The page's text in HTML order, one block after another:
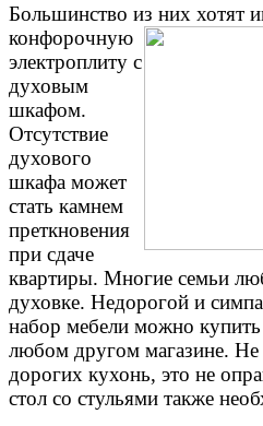
Большинство из них хотят
конфорочную
электроплиту с
духовым
шкафом.
Отсутствие
духового
шкафа может
стать камнем
преткновения
при сдаче
квартиры. Многие семьи
духовке. Недорогой и
набор мебели можно
любом другом магазине.
дорогих кухонь, это не
стол со стульями также